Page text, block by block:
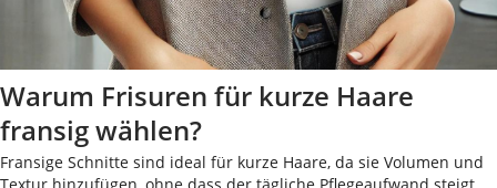
Warum Frisuren für kurze Haare
fransig wählen?
Fransige Schnitte sind ideal für kurze Haare, da sie Volumen und